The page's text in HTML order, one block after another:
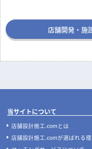
選び方完全ガイド｜業種別の
ストと失敗しない配置のコツ